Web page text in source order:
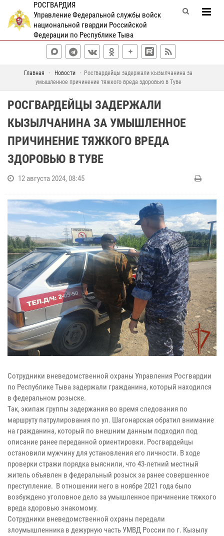
РОСГВАРДИЯ
Управление Федеральной службы войск
национальной гвардии Российской
Федерации по Республике Тыва
Главная Новости
Росгвардейцы задержали кызылчанина за
умышленное причинение тяжкого вреда здоровью в Туве
РОСГВАРДЕЙЦЫ ЗАДЕРЖАЛИ
КЫЗЫЛЧАНИНА ЗА УМЫШЛЕННОЕ
ПРИЧИНЕНИЕ ТЯЖКОГО ВРЕДА
ЗДОРОВЬЮ В ТУВЕ
12 августа 2024, 08:45
Сотрудники вневедомственной охраны Управления Росгвардии
по Республике Тыва задержали гражданина, который находился
в федеральном розыске.
Так, экипаж группы задержания во время следования по
маршруту патрулирования по ул. Шагонарская обратил внимание
на гражданина, который по внешним данным подходил под
описание ранее переданной ориентировки. Росгвардейцы
остановили мужчину для установления его личности. В ходе
проверки стражи порядка выяснили, что 43-летний местный
житель объявлен в федеральный розыск за ранее совершенное
преступление. В отношении него в ноябре 2021 года было
возбуждено уголовное дело за умышленное причинение тяжкого
вреда здоровью знакомому.
Сотрудники вневедомственной охраны передали
злоумышленника в дежурную часть УМВД России по г. Кызылу